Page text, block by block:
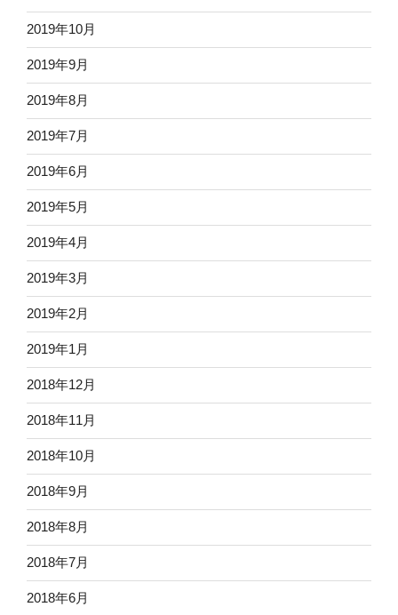
2019年10月
2019年9月
2019年8月
2019年7月
2019年6月
2019年5月
2019年4月
2019年3月
2019年2月
2019年1月
2018年12月
2018年11月
2018年10月
2018年9月
2018年8月
2018年7月
2018年6月